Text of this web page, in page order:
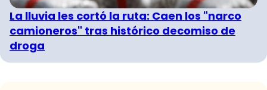
La lluvia les cortó la ruta: Caen los "narco
camioneros" tras histórico decomiso de
droga